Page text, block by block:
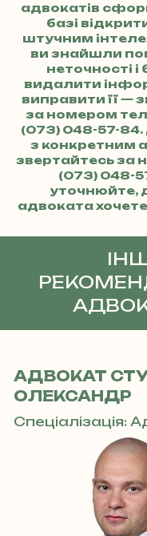
адвокатів
базі
штучним
ви знайшли
неточності
видалити
виправити її —
за номером
(073) 048-57-84.
з конкретним
звертайтесь за
(073) 048-
уточнюйте,
адвоката
АДВОКАТ
ОЛЕКСАНДР
Спеціалізація: